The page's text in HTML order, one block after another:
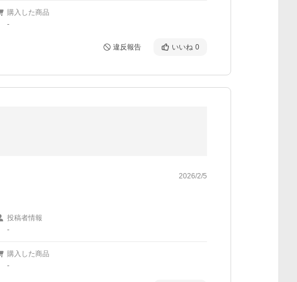
購入した商品
-
違反報告 いいね 0
2026/2/5
投稿者情報
-
購入した商品
-